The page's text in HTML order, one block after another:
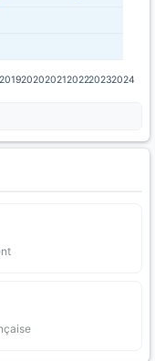
20202021202220232024